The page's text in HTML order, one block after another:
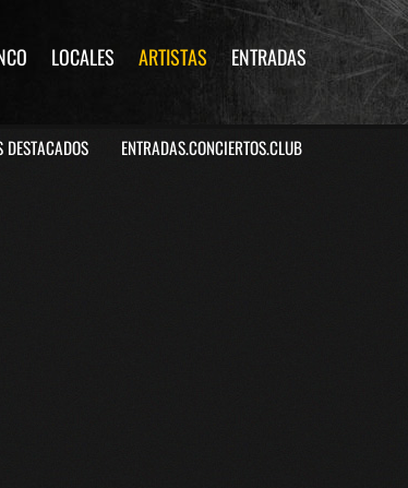
LOCALES ARTISTAS ENTRADAS
DESTACADOS ENTRADAS.CONCIERTOS.CLUB